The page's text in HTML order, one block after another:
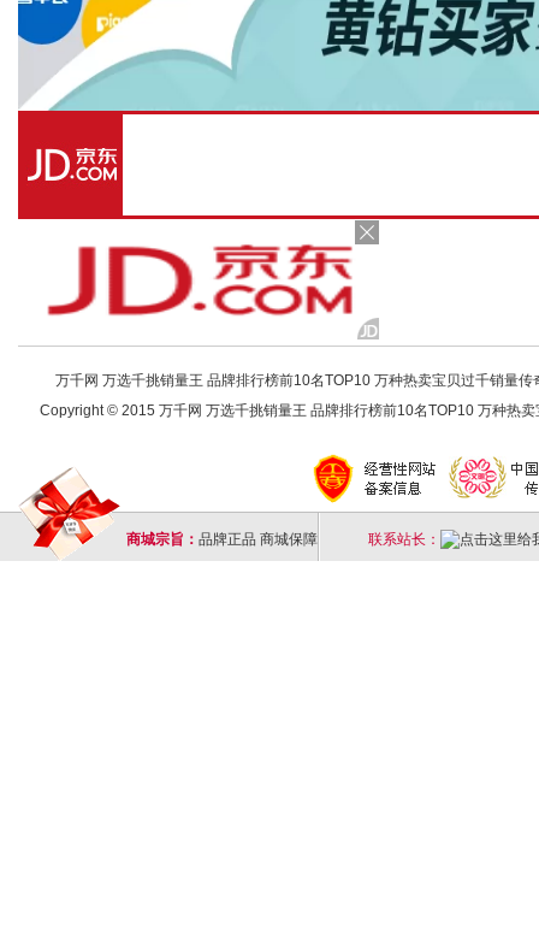
万千网 万选千挑销量王 品牌排行榜前10名TOP10 万种热卖宝贝过千销量
Copyright © 2015 万千网 万选千挑销量王 品牌排行榜前10名TOP10 万种热
商城宗旨： 品牌正品 商城保障 联系站长：